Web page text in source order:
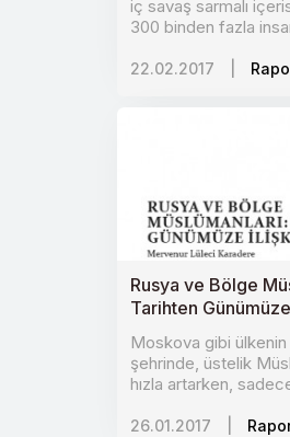
iç savaş sarmalı
300 binden fazla
22.02.2017
Rusya ve Bölge
Tarihten
Moskova gibi ülkenin
şehrinde, üstelik
hızla artarken,
26.01.2017